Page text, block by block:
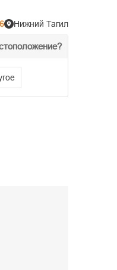
Нижний Тагил
Распродажа